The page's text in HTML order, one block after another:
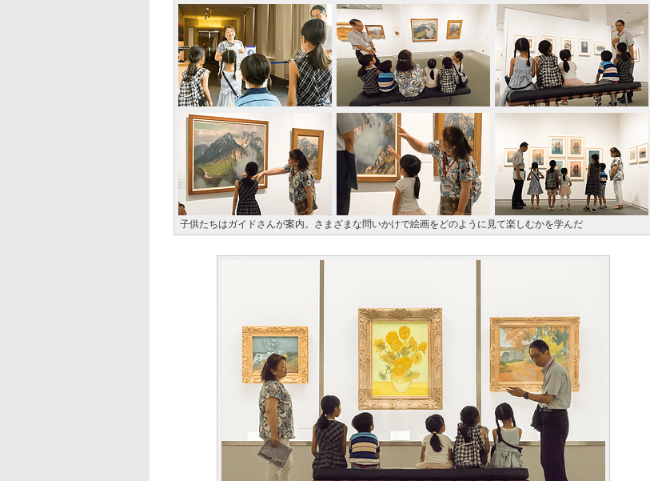
子供たちはガイドさんが案内。さまざまな問いかけで絵画をどのように見て楽しむかを学んだ